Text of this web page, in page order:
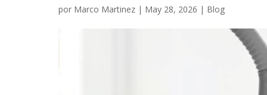
por Marco Martinez | May 28, 2026 | Blog